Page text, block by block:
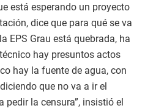
está esperando un proyecto
dice que para qué se va
EPS Grau está quebrada, ha
hay presuntos actos
hay la fuente de agua, con
que no va a ir el
pedir la censura”, insistió el